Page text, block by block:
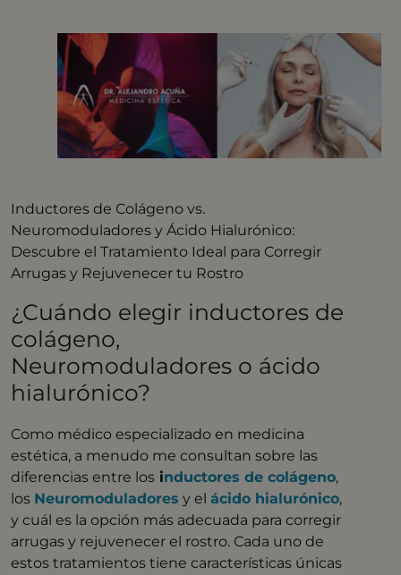
Inductores de Colágeno vs.
Neuromoduladores y Ácido Hialurónico:
Descubre el Tratamiento Ideal para Corregir
Arrugas y Rejuvenecer tu Rostro
¿Cuándo elegir inductores de
colágeno,
Neuromoduladores o ácido
hialurónico?
Como médico especializado en medicina
estética, a menudo me consultan sobre las
diferencias entre los inductores de colágeno,
los Neuromoduladores y el ácido hialurónico,
y cuál es la opción más adecuada para corregir
arrugas y rejuvenecer el rostro. Cada uno de
estos tratamientos tiene características únicas